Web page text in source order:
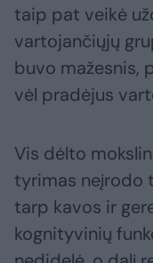
taip pat veikė
vartojančiųjų
buvo mažesnis,
vėl pradėjus
Vis dėlto
tyrimas neįrodo
tarp kavos ir
kognityvinių